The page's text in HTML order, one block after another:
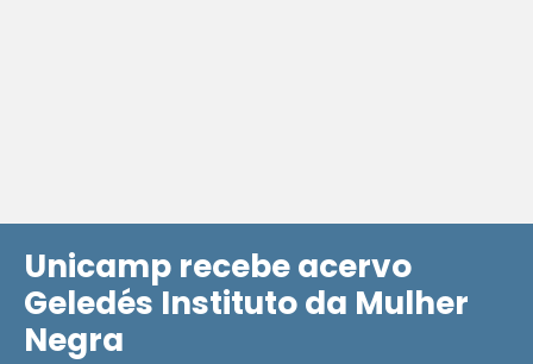
Unicamp recebe acervo
Geledés Instituto da Mulher
Negra